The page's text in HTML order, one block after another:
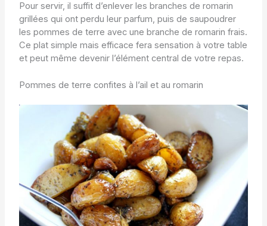
Pour servir, il suffit d’enlever les branches de romarin
grillées qui ont perdu leur parfum, puis de saupoudrer
les pommes de terre avec une branche de romarin frais.
Ce plat simple mais efficace fera sensation à votre table
et peut même devenir l’élément central de votre repas.
Pommes de terre confites à l’ail et au romarin